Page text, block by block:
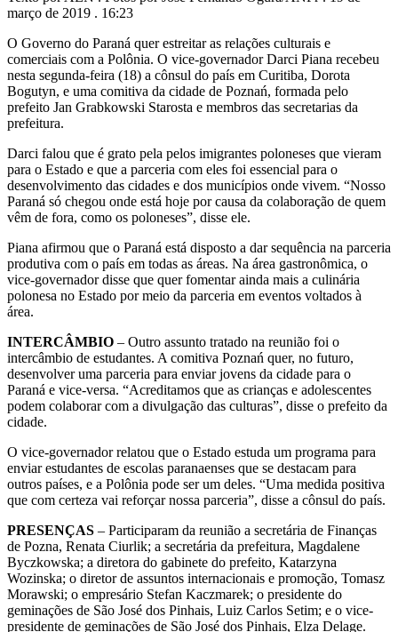
março de 2019 . 16:23
O Governo do Paraná quer estreitar as relações culturais e
comerciais com a Polônia. O vice-governador Darci Piana recebeu
nesta segunda-feira (18) a cônsul do país em Curitiba, Dorota
Bogutyn, e uma comitiva da cidade de Poznań, formada pelo
prefeito Jan Grabkowski Starosta e membros das secretarias da
prefeitura.
Darci falou que é grato pela pelos imigrantes poloneses que vieram
para o Estado e que a parceria com eles foi essencial para o
desenvolvimento das cidades e dos municípios onde vivem. “Nosso
Paraná só chegou onde está hoje por causa da colaboração de quem
vêm de fora, como os poloneses”, disse ele.
Piana afirmou que o Paraná está disposto a dar sequência na parceria
produtiva com o país em todas as áreas. Na área gastronômica, o
vice-governador disse que quer fomentar ainda mais a culinária
polonesa no Estado por meio da parceria em eventos voltados à
área.
INTERCÂMBIO – Outro assunto tratado na reunião foi o
intercâmbio de estudantes. A comitiva Poznań quer, no futuro,
desenvolver uma parceria para enviar jovens da cidade para o
Paraná e vice-versa. “Acreditamos que as crianças e adolescentes
podem colaborar com a divulgação das culturas”, disse o prefeito da
cidade.
O vice-governador relatou que o Estado estuda um programa para
enviar estudantes de escolas paranaenses que se destacam para
outros países, e a Polônia pode ser um deles. “Uma medida positiva
que com certeza vai reforçar nossa parceria”, disse a cônsul do país.
PRESENÇAS – Participaram da reunião a secretária de Finanças
de Pozna, Renata Ciurlik; a secretária da prefeitura, Magdalene
Byczkowska; a diretora do gabinete do prefeito, Katarzyna
Wozinska; o diretor de assuntos internacionais e promoção, Tomasz
Morawski; o empresário Stefan Kaczmarek; o presidente do
geminações de São José dos Pinhais, Luiz Carlos Setim; e o vice-
presidente de geminações de São José dos Pinhais, Elza Delage.